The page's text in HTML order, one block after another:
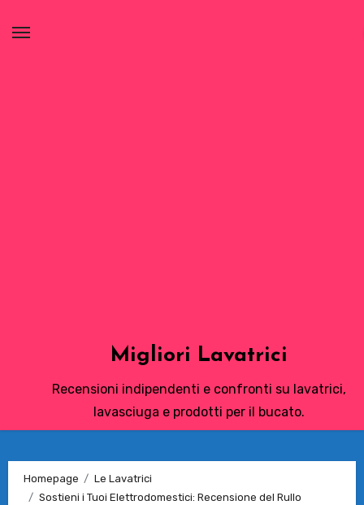
Migliori Lavatrici
Recensioni indipendenti e confronti su lavatrici,
lavasciuga e prodotti per il bucato.
Homepage
Le Lavatrici
Sostieni i Tuoi Elettrodomestici: Recensione del Rullo